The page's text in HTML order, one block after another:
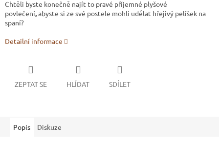
Chtěli byste konečně najít to pravé příjemné plyšové
povlečení,abyste si ze své postele mohli udělat hřejivý pelíšek na
spaní?
Detailní informace
ZEPTAT SE HLÍDAT SDÍLET
Popis Diskuze